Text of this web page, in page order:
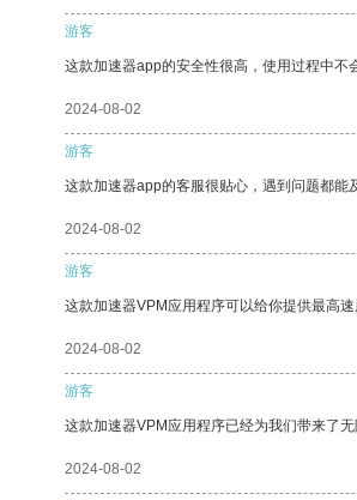
游客
这款加速器app的安全性很高，使用过程中
2024-08-02
游客
这款加速器app的客服很贴心，遇到问题都能
2024-08-02
游客
这款加速器VPM应用程序可以给你提供最高速
2024-08-02
游客
这款加速器VPM应用程序已经为我们带来了
2024-08-02